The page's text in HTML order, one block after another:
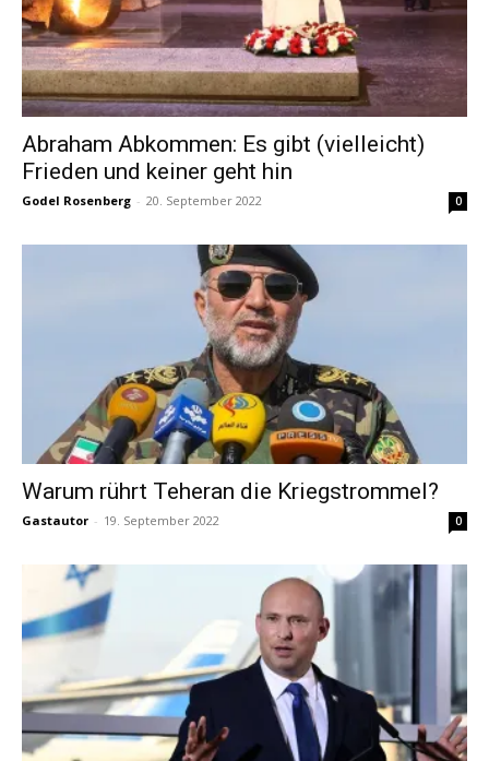
Abraham Abkommen: Es gibt (vielleicht)
Frieden und keiner geht hin
Godel Rosenberg - 20. September 2022 0
Warum rührt Teheran die Kriegstrommel?
Gastautor - 19. September 2022 0